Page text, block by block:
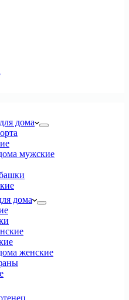
дома
мужские
дома
женские